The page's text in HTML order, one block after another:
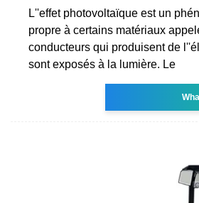
L''effet photovoltaïque est un
propre à certains matériaux
conducteurs qui produisent de
sont exposés à la lumière. Le